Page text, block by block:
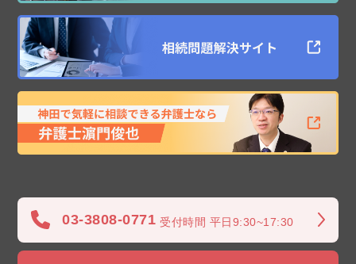
03-3808-0771 受付時間 平日9:30~17:30